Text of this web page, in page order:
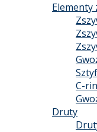
Elementy
C-
Druty